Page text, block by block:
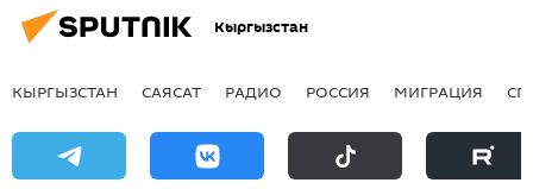
Кыргызстан
КЫРГЫЗСТАН САЯСАТ РАДИО РОССИЯ МИГРАЦИЯ